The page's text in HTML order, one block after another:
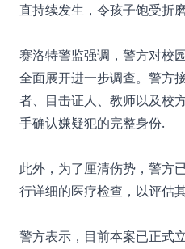
直持续发生，令孩子饱受折
赛洛特警监强调，警方对校
全面展开进一步调查。警方
者、目击证人、教师以及校
手确认嫌疑犯的完整身份.
此外，为了厘清伤势，警方
行详细的医疗检查，以评估
警方表示，目前本案已正式